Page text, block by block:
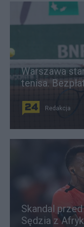
Warszawa
tenisa.
Redakcja
Skandal
Sędzia z